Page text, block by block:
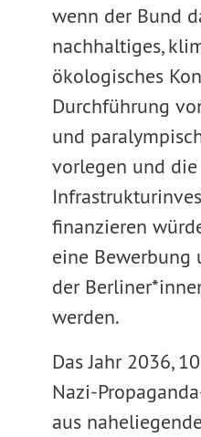
wenn der Bund
nachhaltiges,
ökologisches
Durchführung
und
vorlegen und
finanzieren
eine
der
werden.
Das Jahr 2036,
Nazi-
aus